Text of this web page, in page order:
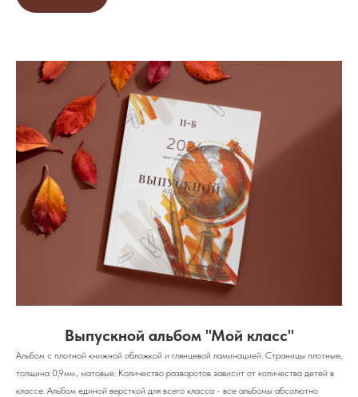
Выпускной альбом "Мой класс"
Альбом с плотной книжной обложкой и глянцевой ламинацией. Страницы плотные,
толщина 0,9мм., матовые. Количество разворотов зависит от количества детей в
классе. Альбом единой версткой для всего класса - все альбомы абсолютно